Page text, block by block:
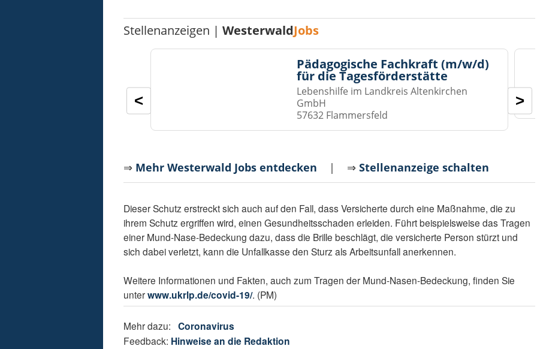
Stellenanzeigen |WesterwaldJobs
Pädagogische Fachkraft (m/w/d)
für die Tagesförderstätte
Lebenshilfe im Landkreis Altenkirchen
GmbH
57632 Flammersfeld
< >
⇒ Mehr Westerwald Jobs entdecken | ⇒Stellenanzeige schalten
Dieser Schutz erstreckt sich auch auf den Fall, dass Versicherte durch eine Maßnahme, die zu
ihrem Schutz ergriffen wird, einen Gesundheitsschaden erleiden. Führt beispielsweise das Tragen
einer Mund-Nase-Bedeckung dazu, dass die Brille beschlägt, die versicherte Person stürzt und
sich dabei verletzt, kann die Unfallkasse den Sturz als Arbeitsunfall anerkennen.
Weitere Informationen und Fakten, auch zum Tragen der Mund-Nasen-Bedeckung, finden Sie
unterwww.ukrlp.de/covid-19/. (PM)
Mehr dazu:Coronavirus
Feedback: Hinweise an die Redaktion